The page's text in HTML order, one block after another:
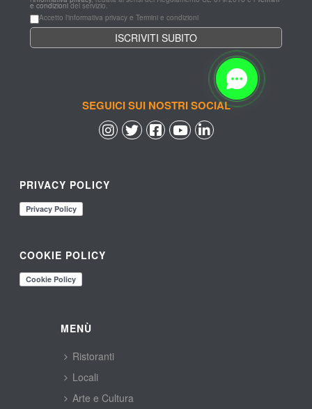
e condizioni del servizio.
Accetto l'informativa privacy e Termini e condizioni
SEGUICI SUI NOSTRI SOCIAL
PRIVACY POLICY
COOKIE POLICY
MENÙ
Ristoranti
Locali
Arte e Cultura